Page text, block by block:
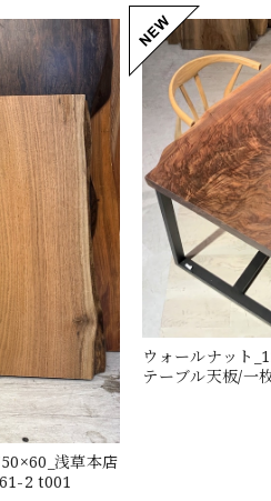
浅草本店
2 t001
ウォールナット
テーブル天板/一